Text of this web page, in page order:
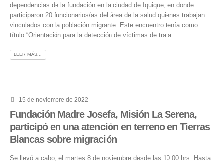
dependencias de la fundación en la ciudad de Iquique, en donde
participaron 20 funcionarios/as del área de la salud quienes trabajan
vinculados con la población migrante. Este encuentro tenía como
título “Orientación para la detección de víctimas de trata...
LEER MÁS...
15 de noviembre de 2022
Fundación Madre Josefa, Misión La Serena,
participó en una atención en terreno en Tierras
Blancas sobre migración
Se llevó a cabo, el martes 8 de noviembre desde las 10:00 hrs. Hasta